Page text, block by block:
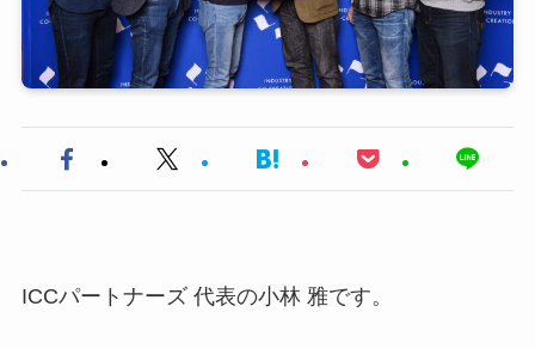
ICCパートナーズ 代表の小林 雅です。